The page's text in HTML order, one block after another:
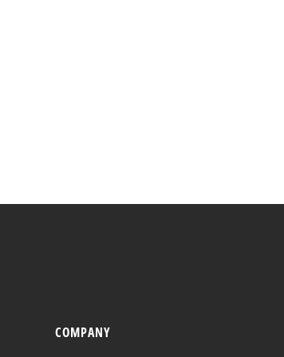
COMPANY